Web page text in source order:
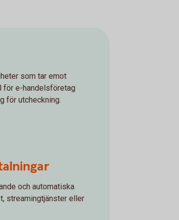
som tar emot
för e-handelsföretag
för utcheckning.
och automatiska
streamingtjänster eller